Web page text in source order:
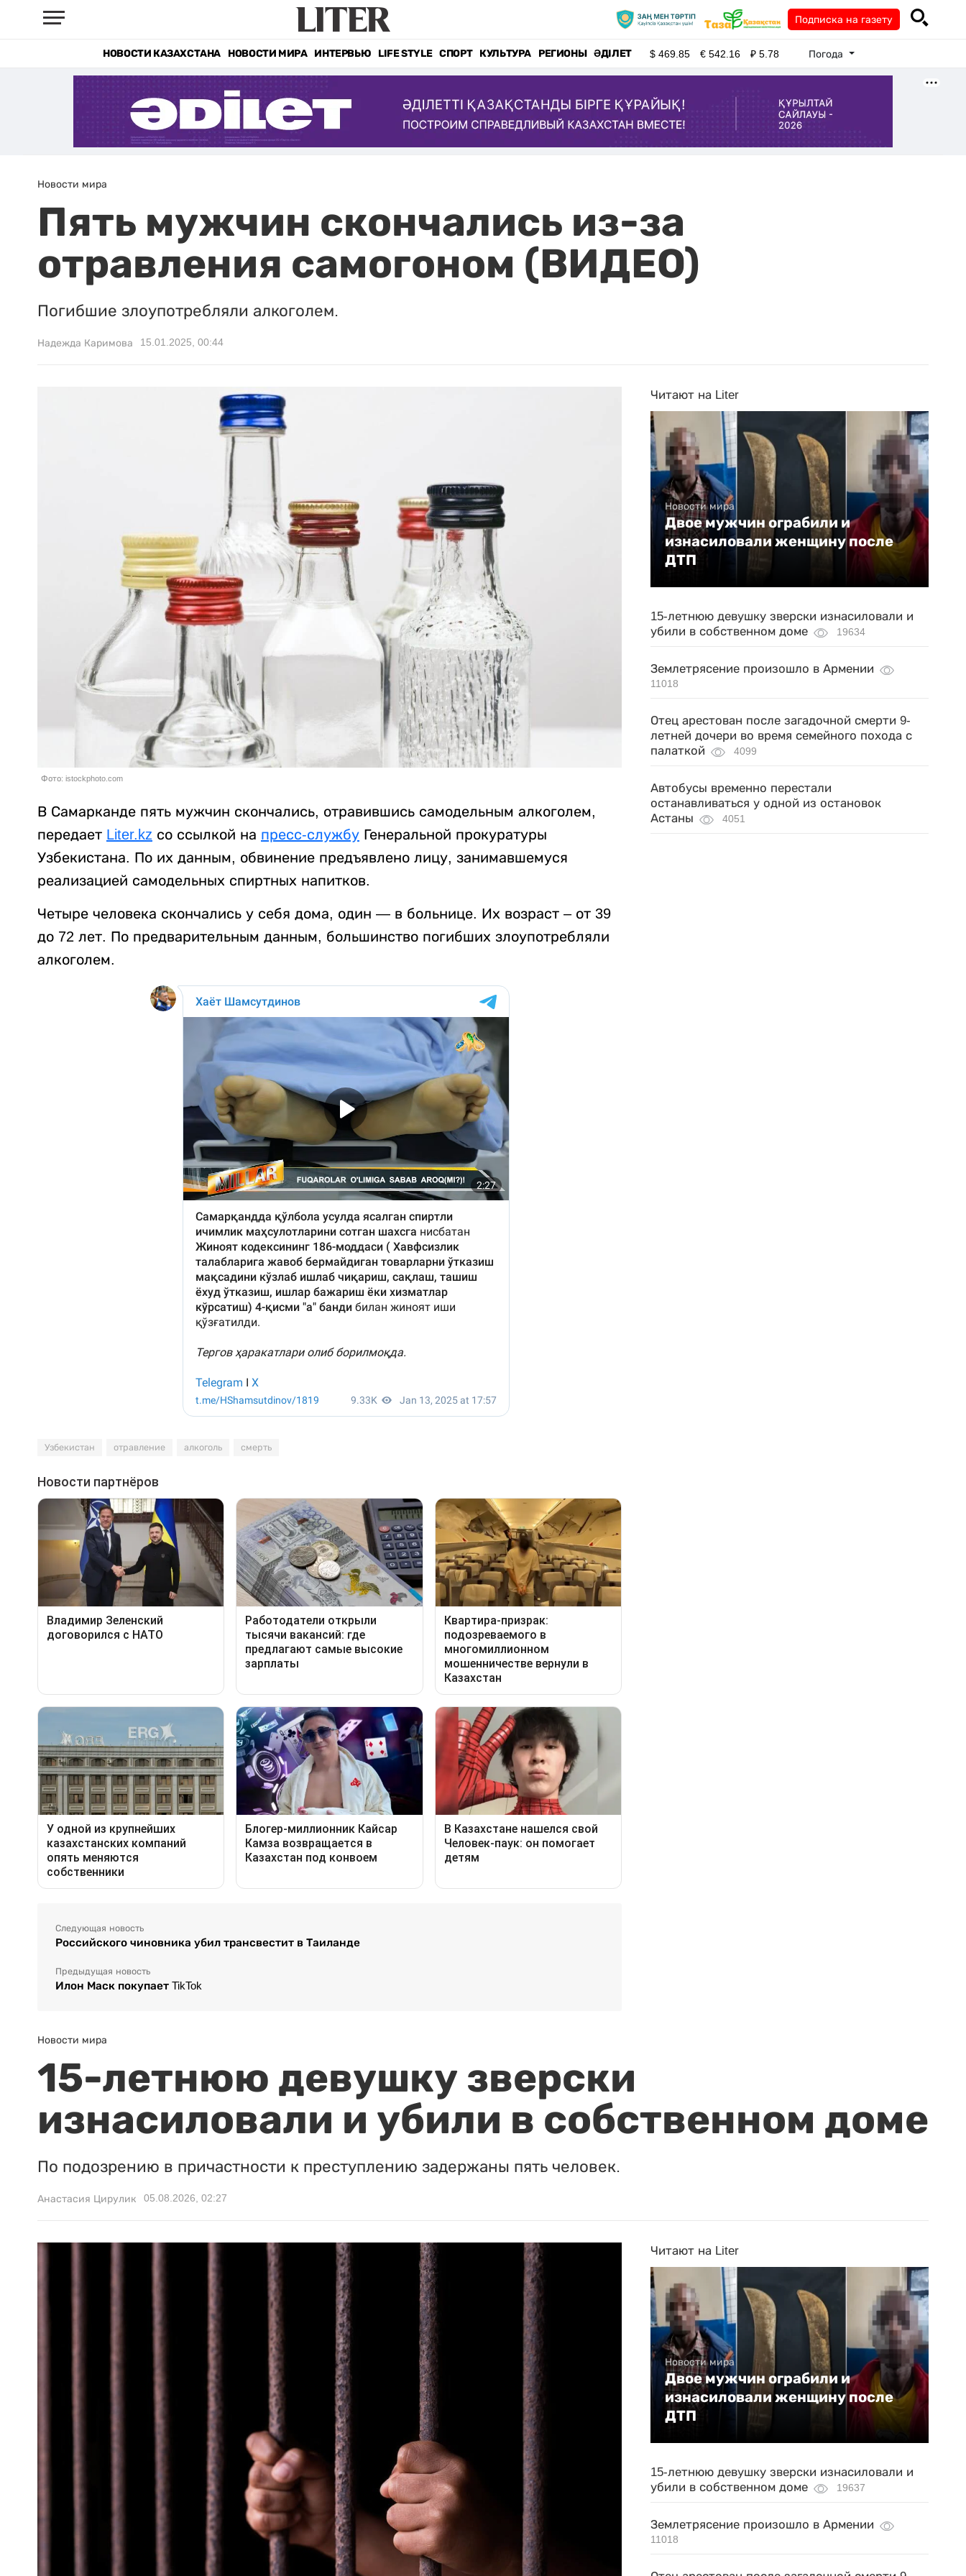
Подписка на газету
НОВОСТИ КАЗАХСТАНА НОВОСТИ МИРА ИНТЕРВЬЮ LIFE STYLE СПОРТ КУЛЬТУРА РЕГИОНЫ ӘДІЛЕТ $469.85 €542.16 ₽5.78 Погода
Новости мира
Пять мужчин скончались из-за
отравления самогоном (ВИДЕО)
Погибшие злоупотребляли алкоголем.
Надежда Каримова 15.01.2025, 00:44
Фото: istockphoto.com
В Самарканде пять мужчин скончались, отравившись самодельным алкоголем,
передает Liter.kz со ссылкой на пресс-службу Генеральной прокуратуры
Узбекистана. По их данным, обвинение предъявлено лицу, занимавшемуся
реализацией самодельных спиртных напитков.
Четыре человека скончались у себя дома, один — в больнице. Их возраст – от 39
до 72 лет. По предварительным данным, большинство погибших злоупотребляли
алкоголем.
Узбекистан отравление алкоголь смерть
Следующая новость
Российского чиновника убил трансвестит в Таиланде
Предыдущая новость
Илон Маск покупает TikTok
Читают на Liter
Новости мира
Двое мужчин ограбили и
изнасиловали женщину после
ДТП
15-летнюю девушку зверски изнасиловали и
убили в собственном доме
19634
Землетрясение произошло в Армении
11018
Отец арестован после загадочной смерти 9-
летней дочери во время семейного похода с
палаткой
4099
Автобусы временно перестали
останавливаться у одной из остановок
Астаны
4051
Новости мира
15-летнюю девушку зверски
изнасиловали и убили в собственном доме
По подозрению в причастности к преступлению задержаны пять человек.
Анастасия Цирулик 05.08.2026, 02:27
Читают на Liter
Новости мира
Двое мужчин ограбили и
изнасиловали женщину после
ДТП
15-летнюю девушку зверски изнасиловали и
убили в собственном доме
19637
Землетрясение произошло в Армении
11018